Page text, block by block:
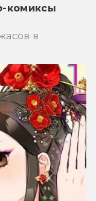
комиксы
в